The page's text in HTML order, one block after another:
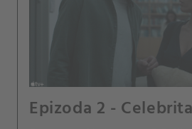
Epizoda 2 - Celebrita